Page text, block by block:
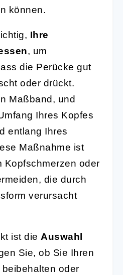
können.
Ihre
, um
die Perücke gut
oder drückt.
Maßband, und
Ihres Kopfes
entlang Ihres
Maßnahme ist
Kopfschmerzen oder
die durch
verursacht
ist die Auswahl
Sie, ob Sie Ihren
oder